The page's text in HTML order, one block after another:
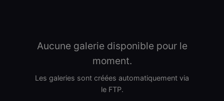
Aucune galerie disponible pour le
moment.
Les galeries sont créées automatiquement via
le FTP.